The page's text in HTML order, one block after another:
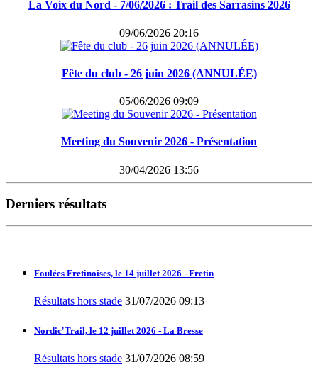
La Voix du Nord - 7/06/2026 : Trail des Sarrasins 2026
09/06/2026 20:16
Fête du club - 26 juin 2026 (ANNULÉE)
05/06/2026 09:09
Meeting du Souvenir 2026 - Présentation
30/04/2026 13:56
Derniers résultats
Foulées Fretinoises, le 14 juillet 2026 - Fretin
Résultats hors stade 31/07/2026 09:13
Nordic'Trail, le 12 juillet 2026 - La Bresse
Résultats hors stade 31/07/2026 08:59